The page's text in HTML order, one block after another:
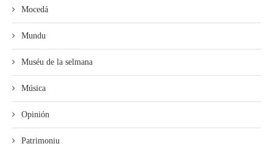
Mocedá
Mundu
Muséu de la selmana
Música
Opinión
Patrimoniu